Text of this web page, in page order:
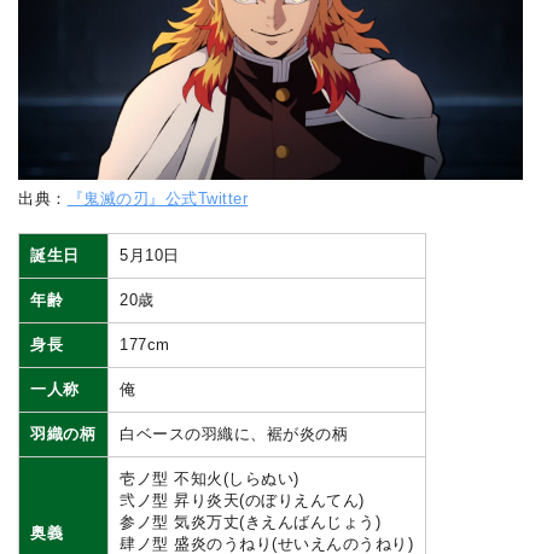
出典： 『鬼滅の刃』公式Twitter
誕生日 5月10日
年齢 20歳
身長 177cm
一人称 俺
羽織の柄 白ベースの羽織に、裾が炎の柄
奥義
壱ノ型 不知火(しらぬい)
弐ノ型 昇り炎天(のぼりえんてん)
参ノ型 気炎万丈(きえんばんじょう)
肆ノ型 盛炎のうねり(せいえんのうねり)